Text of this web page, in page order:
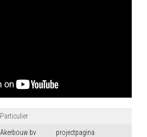
Particulier
Akerbouw bv
projectpagina